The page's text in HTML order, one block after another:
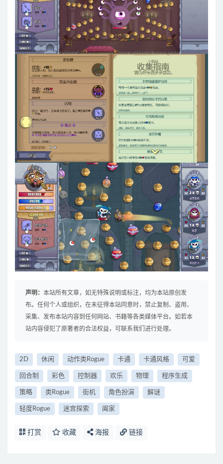
声明： 本站所有文章，如无特殊说明或标注，均为本站原创发
布。任何个人或组织，在未征得本站同意时，禁止复制、盗用、
采集、发布本站内容到任何网站、书籍等各类媒体平台。如若本
站内容侵犯了原著者的合法权益，可联系我们进行处理。
2D 休闲 动作类Rogue 卡通 卡通风格 可爱
回合制 彩色 控制器 欢乐 物理 程序生成
策略 类Rogue 街机 角色扮演 解谜
轻度Rogue 迷宫探索 阖家
打赏 收藏 海报 链接